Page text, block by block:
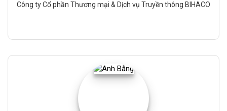
Công ty Cổ phần Thương mại & Dịch vụ Truyền thông BIHACO